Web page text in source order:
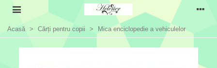
Acasă > Cărți pentru copii > Mica enciclopedie a vehiculelor